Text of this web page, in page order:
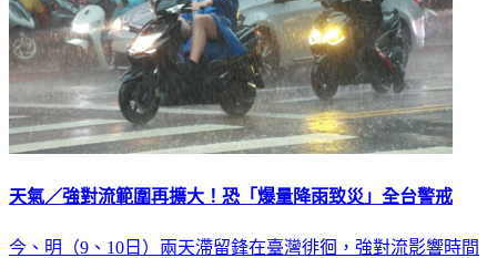
天氣／強對流範圍再擴大！恐「爆量降雨致災」全台警戒
今、明（9、10日）兩天滯留鋒在臺灣徘徊，強對流影響時間